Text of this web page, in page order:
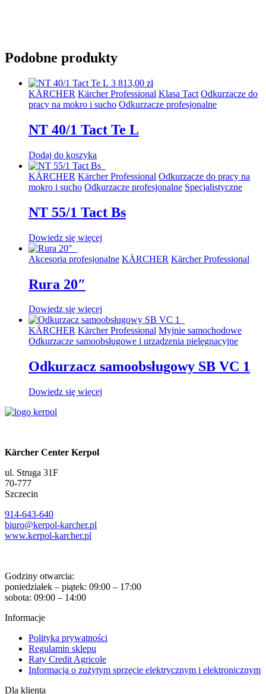
Podobne produkty
3 813,00 zł
KÄRCHER Kärcher Professional Klasa Tact Odkurzacze do
pracy na mokro i sucho Odkurzacze profesjonalne
NT 40/1 Tact Te L
Dodaj do koszyka
KÄRCHER Kärcher Professional Odkurzacze do pracy na
mokro i sucho Odkurzacze profesjonalne Specjalistyczne
NT 55/1 Tact Bs
Dowiedz się więcej
Akcesoria profesjonalne KÄRCHER Kärcher Professional
Rura 20″
Dowiedz się więcej
KÄRCHER Kärcher Professional Myjnie samochodowe
Odkurzacze samoobsługowe i urządzenia pielęgnacyjne
Odkurzacz samoobsługowy SB VC 1
Dowiedz się więcej
Kärcher Center Kerpol
ul. Struga 31F
70-777
Szczecin
914-643-640
biuro@kerpol-karcher.pl
www.kerpol-karcher.pl
Godziny otwarcia:
poniedziałek – piątek: 09:00 – 17:00
sobota: 09:00 – 14:00
Informacje
Polityka prywatności
Regulamin sklepu
Raty Credit Agricole
Informacja o zużytym sprzęcie elektrycznym i elektronicznym
Dla klienta